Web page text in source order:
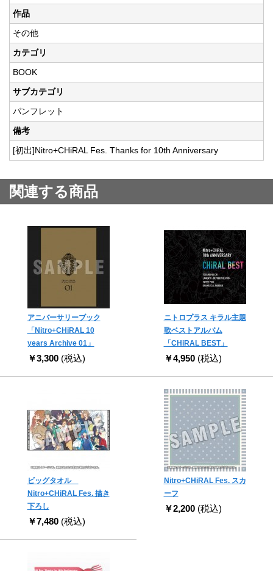
作品
その他
カテゴリ
BOOK
サブカテゴリ
パンフレット
備考
[初出]Nitro+CHiRAL Fes. Thanks for 10th Anniversary
関連する商品
アニバーサリーブック
「Nitro+CHiRAL 10
years Archive 01」
￥3,300 (税込)
ニトロプラス キラル主題
歌ベストアルバム
「CHiRAL BEST」
￥4,950 (税込)
ビッグタオル
Nitro+CHiRAL Fes. 描き
下ろし
￥7,480 (税込)
Nitro+CHiRAL Fes. スカ
ーフ
￥2,200 (税込)